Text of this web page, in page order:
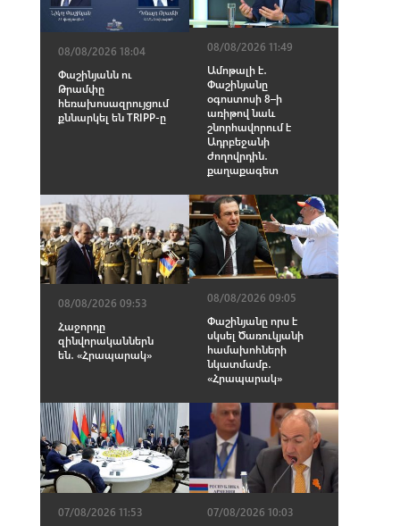
08/08/2026 18:04
Փաշինյանն ու
Թրամփը
հեռախոսազրույցում
քննարկել են TRIPP-ը
08/08/2026 11:49
Ամոթալի է․
Փաշինյանը
օգոստոսի 8–ի
առիթով նաև
շնորհավորում է
Ադրբեջանի
ժողովրդին․
քաղաքագետ
08/08/2026 09:53
Հաջորդը
զինվորականներն
են․ «Հրապարակ»
08/08/2026 09:05
Փաշինյանը որս է
սկսել Ծառուկյանի
համախոհների
նկատմամբ․
«Հրապարակ»
07/08/2026 11:53
07/08/2026 10:03